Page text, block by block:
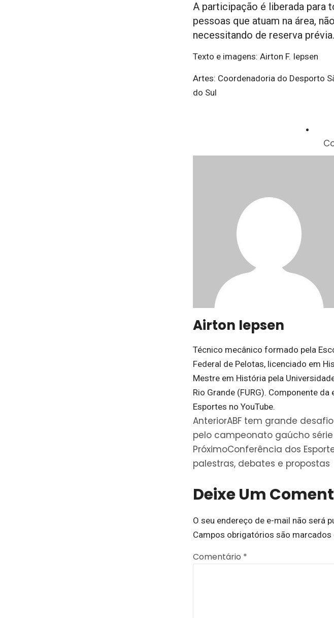
A participação é liberada para
pessoas que atuam na área, não
necessitando de reserva prévia.
Texto e imagens: Airton F. Iepsen
Artes: Coordenadoria do Desporto
do Sul
Airton Iepsen
Técnico mecânico formado pela
Federal de Pelotas, licenciado em
Mestre em História pela
Rio Grande (FURG). Componente da
Esportes no YouTube.
AnteriorABF tem grande
pelo campeonato gaúcho série
PróximoConferência dos
palestras, debates e propostas
Deixe Um
O seu endereço de e-mail não será
Campos obrigatórios são marcados
Comentário *